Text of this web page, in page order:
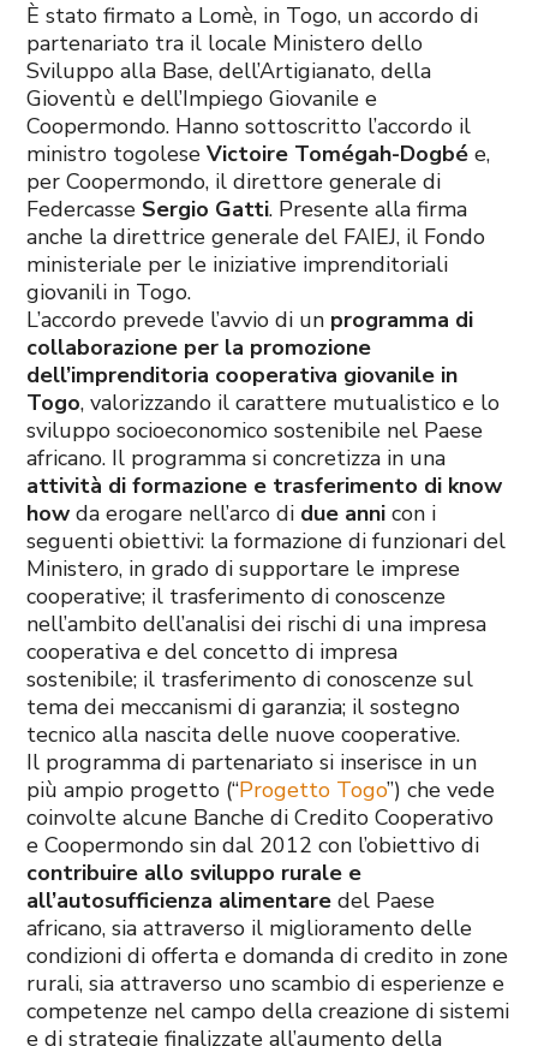
È stato firmato a Lomè, in Togo, un accordo di
partenariato tra il locale Ministero dello
Sviluppo alla Base, dell’Artigianato, della
Gioventù e dell’Impiego Giovanile e
Coopermondo. Hanno sottoscritto l’accordo il
ministro togoleseVictoire Tomégah-Dogbé e,
per Coopermondo, il direttore generale di
Federcasse Sergio Gatti. Presente alla firma
anche la direttrice generale del FAIEJ, il Fondo
ministeriale per le iniziative imprenditoriali
giovanili in Togo.
L’accordo prevede l’avvio di un programma di
collaborazione per la promozione
dell’imprenditoria cooperativa giovanile in
Togo, valorizzando il carattere mutualistico e lo
sviluppo socioeconomico sostenibile nel Paese
africano. Il programma si concretizza in una
attività di formazione e trasferimento di know
how da erogare nell’arco di due anni con i
seguenti obiettivi: la formazione di funzionari del
Ministero, in grado di supportare le imprese
cooperative; il trasferimento di conoscenze
nell’ambito dell’analisi dei rischi di una impresa
cooperativa e del concetto di impresa
sostenibile; il trasferimento di conoscenze sul
tema dei meccanismi di garanzia; il sostegno
tecnico alla nascita delle nuove cooperative.
Il programma di partenariato si inserisce in un
più ampio progetto (“Progetto Togo”) che vede
coinvolte alcune Banche di Credito Cooperativo
e Coopermondo sin dal 2012 con l’obiettivo di
contribuire allo sviluppo rurale e
all’autosufficienza alimentare del Paese
africano, sia attraverso il miglioramento delle
condizioni di offerta e domanda di credito in zone
rurali, sia attraverso uno scambio di esperienze e
competenze nel campo della creazione di sistemi
e di strategie finalizzate all’aumento della